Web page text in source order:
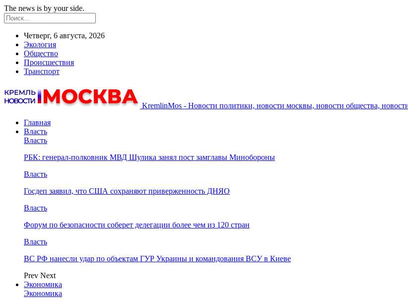
The news is by your side.
Четверг, 6 августа, 2026
Экология
Общество
Происшествия
Транспорт
KremlinMos - Новости политики, новости москвы, новости общества,
Главная
Власть
Власть
РБК: генерал-полковник МВД Шулика занял пост замглавы Минобороны
Власть
Госдеп заявил, что США сохраняют приверженность ДНЯО
Власть
Форум по безопасности соберет делегации более чем из 120 стран
Власть
ВС РФ нанесли удар по объектам ГУР Украины и командования ВСУ в Киеве
Prev Next
Экономика
Экономика